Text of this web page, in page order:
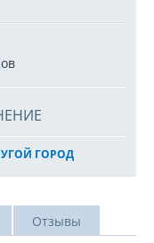
ГОРОД
Отзывы